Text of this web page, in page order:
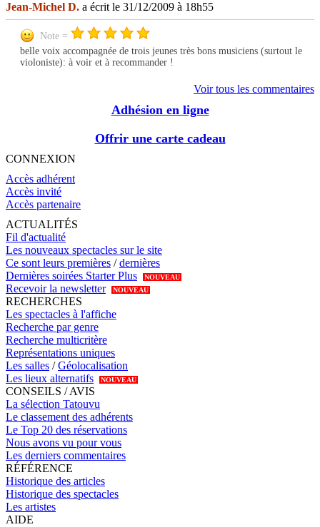
Jean-Michel D. a écrit le 31/12/2009 à 18h55
Note =
belle voix accompagnée de trois jeunes très bons musiciens (surtout le
violoniste): à voir et à recommander !
Voir tous les commentaires
Adhésion en ligne
Offrir une carte cadeau
CONNEXION
Accès adhérent
Accès invité
Accès partenaire
ACTUALITÉS
Fil d'actualité
Les nouveaux spectacles sur le site
Ce sont leurs premières /dernières
Dernières soirées Starter Plus
NOUVEAU
Recevoir la newsletter NOUVEAU
RECHERCHES
Les spectacles à l'affiche
Recherche par genre
Recherche multicritère
Représentations uniques
Les salles /Géolocalisation
Les lieux alternatifs
NOUVEAU
CONSEILS / AVIS
La sélection Tatouvu
Le classement des adhérents
Le Top 20 des réservations
Nous avons vu pour vous
Les derniers commentaires
RÉFÉRENCE
Historique des articles
Historique des spectacles
Les artistes
AIDE